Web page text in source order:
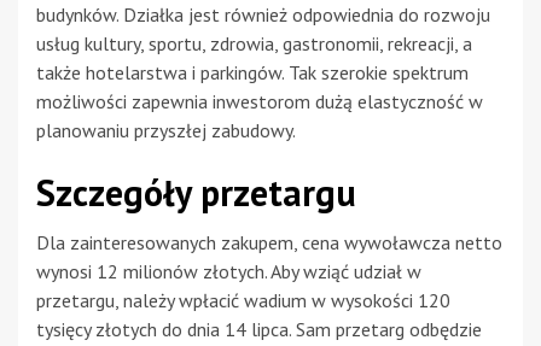
budynków. Działka jest również odpowiednia do rozwoju
usług kultury, sportu, zdrowia, gastronomii, rekreacji, a
także hotelarstwa i parkingów. Tak szerokie spektrum
możliwości zapewnia inwestorom dużą elastyczność w
planowaniu przyszłej zabudowy.
Szczegóły przetargu
Dla zainteresowanych zakupem, cena wywoławcza netto
wynosi 12 milionów złotych. Aby wziąć udział w
przetargu, należy wpłacić wadium w wysokości 120
tysięcy złotych do dnia 14 lipca. Sam przetarg odbędzie